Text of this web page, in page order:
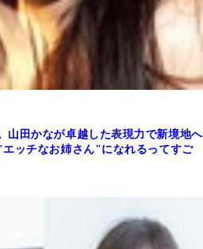
山田かなが卓越した表現力で新境地へ
エッチなお姉さん"になれるってすご